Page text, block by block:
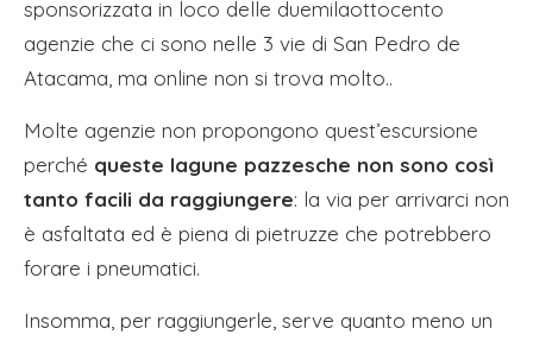
sponsorizzata in loco delle duemilaottocento
agenzie che ci sono nelle 3 vie di San Pedro de
Atacama, ma online non si trova molto..
Molte agenzie non propongono quest’escursione
perché queste lagune pazzesche non sono così
tanto facili da raggiungere: la via per arrivarci non
è asfaltata ed è piena di pietruzze che potrebbero
forare i pneumatici.
Insomma, per raggiungerle, serve quanto meno un